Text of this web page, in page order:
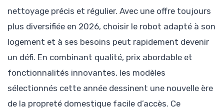
nettoyage précis et régulier. Avec une offre toujours
plus diversifiée en 2026, choisir le robot adapté à son
logement et à ses besoins peut rapidement devenir
un défi. En combinant qualité, prix abordable et
fonctionnalités innovantes, les modèles
sélectionnés cette année dessinent une nouvelle ère
de la propreté domestique facile d’accès. Ce